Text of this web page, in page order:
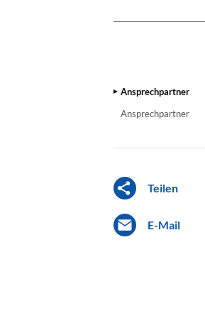
Ansprechpartner
Ansprechpartner
Teilen
E-Mail